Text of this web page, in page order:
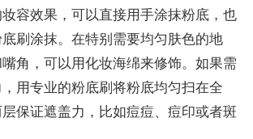
容效果，可以直接用手涂抹粉底，也
刷涂抹。在特别需要均匀肤色的地
角，可以用化妆海绵来修饰。如果需
用专业的粉底刷将粉底均匀扫在全
保证遮盖力，比如痘痘、痘印或者斑